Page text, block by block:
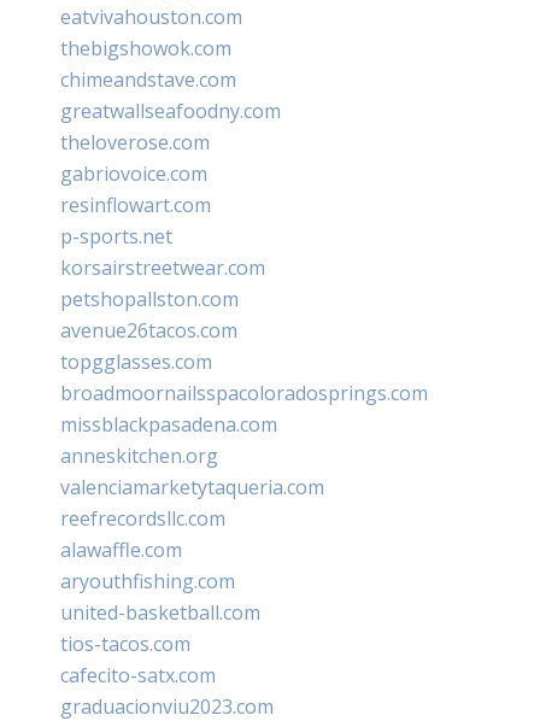
eatvivahouston.com
thebigshowok.com
chimeandstave.com
greatwallseafoodny.com
theloverose.com
gabriovoice.com
resinflowart.com
p-sports.net
korsairstreetwear.com
petshopallston.com
avenue26tacos.com
topgglasses.com
broadmoornailsspacoloradosprings.com
missblackpasadena.com
anneskitchen.org
valenciamarketytaqueria.com
reefrecordsllc.com
alawaffle.com
aryouthfishing.com
united-basketball.com
tios-tacos.com
cafecito-satx.com
graduacionviu2023.com